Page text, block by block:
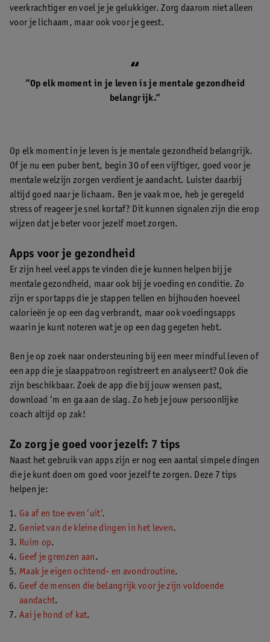
veerkrachtiger en voel je je gelukkiger. Zorg daarom niet alleen
voor je lichaam, maar ook voor je geest.
“Op elk moment in je leven is je mentale gezondheid
belangrijk.“
Op elk moment in je leven is je mentale gezondheid belangrijk.
Of je nu een puber bent, begin 30 of een vijftiger, goed voor je
mentale welzijn zorgen verdient je aandacht. Luister daarbij
altijd goed naar je lichaam. Ben je vaak moe, heb je geregeld
stress of reageer je snel kortaf? Dit kunnen signalen zijn die erop
wijzen dat je beter voor jezelf moet zorgen.
Apps voor je gezondheid
Er zijn heel veel apps te vinden die je kunnen helpen bij je
mentale gezondheid, maar ook bij je voeding en conditie. Zo
zijn er sportapps die je stappen tellen en bijhouden hoeveel
calorieën je op een dag verbrandt, maar ook voedingsapps
waarin je kunt noteren wat je op een dag gegeten hebt.
Ben je op zoek naar ondersteuning bij een meer mindful leven of
een app die je slaappatroon registreert en analyseert? Ook die
zijn beschikbaar. Zoek de app die bij jouw wensen past,
download ‘m en ga aan de slag. Zo heb je jouw persoonlijke
coach altijd op zak!
Zo zorg je goed voor jezelf: 7 tips
Naast het gebruik van apps zijn er nog een aantal simpele dingen
die je kunt doen om goed voor jezelf te zorgen. Deze 7 tips
helpen je:
Ga af en toe even ‘uit’.
Geniet van de kleine dingen in het leven.
Ruim op.
Geef je grenzen aan.
Maak je eigen ochtend- en avondroutine.
Geef de mensen die belangrijk voor je zijn voldoende
aandacht.
Aai je hond of kat.